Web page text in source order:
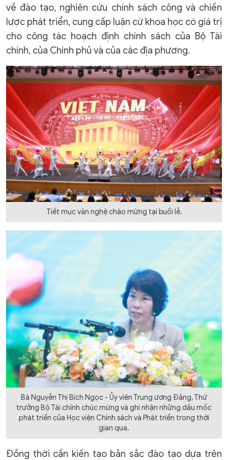
về đào tạo, nghiên cứu chính sách công và chiến
lược phát triển, cung cấp luận cứ khoa học có giá trị
cho công tác hoạch định chính sách của Bộ Tài
chính, của Chính phủ và của các địa phương.
Tiết mục văn nghệ chào mừng tại buổi lễ.
Bà Nguyễn Thị Bích Ngọc - Ủy viên Trung ương Đảng, Thứ
trưởng Bộ Tài chính chúc mừng và ghi nhận những dấu mốc
phát triển của Học viện Chính sách và Phát triển trong thời
gian qua.
Đồng thời cần kiến tạo bản sắc đào tạo dựa trên